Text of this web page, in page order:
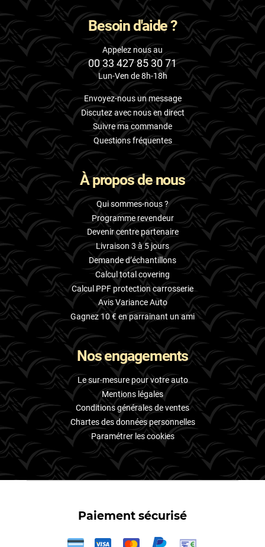
Besoin d'aide ?
Appelez nous au
00 33 427 85 30 71
Lun-Ven de 8h-18h
Envoyez-nous un message
Discutez avec nous en direct
Suivre ma commande
Questions fréquentes
À propos de nous
Qui sommes-nous ?
Programme revendeur
Devenir centre partenaire
Livraison 3 à 5 jours
Demande d’échantillons
Calcul total covering
Calcul PPF protection carrosserie
Avis Variance Auto
Gagnez 10 € en parrainant un ami
Nos engagements
Le sur-mesure pour votre auto
Mentions légales
Conditions générales de ventes
Chartes des données personnelles
Paramétrer les cookies
Paiement sécurisé